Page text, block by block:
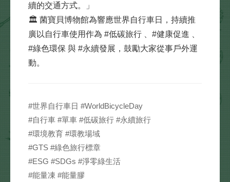
續的交通方式。」
🏛 菌寶貝博物館為響應世界自行車日，持續推
廣以自行車使用作為 #低碳旅行 、#健康促進 、
#綠色環保 與 #永續發展，鼓勵大家從事戶外運
動。
#世界自行車日 #WorldBicycleDay
#自行車 #單車 #低碳旅行 #永續旅行
#環境教育 #環教場域
#GTS #綠色旅行標章
#ESG #SDGs #淨零綠生活
#能量凍 #能量膠